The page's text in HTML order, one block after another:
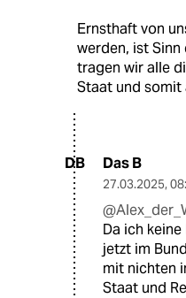
Ernsthaft von
werden, ist
tragen wir alle
Staat und somit
DB Das B
27.03.2025,
Da ich
jetzt im
mit nichten
Staat und